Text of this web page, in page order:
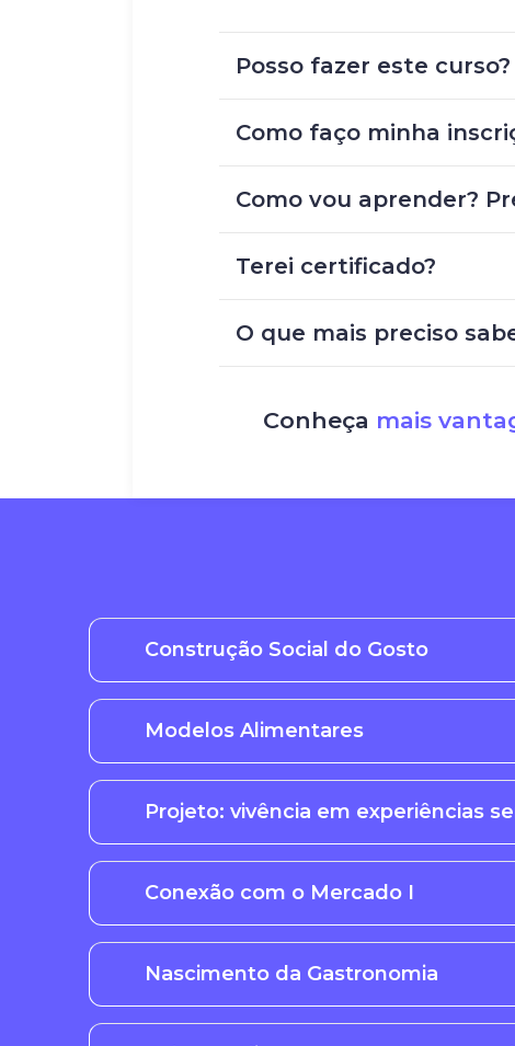
Posso fazer este curso?
Como faço minha
Como vou aprender?
Terei certificado?
O que mais preciso
Conheça mais
Construção Social do Gosto
Modelos Alimentares
Projeto: vivência em experiências
Conexão com o Mercado I
Nascimento da Gastronomia